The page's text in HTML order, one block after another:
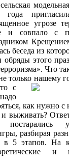
угрозе
и совпало с
беседа из
этого
Что
только нашему
с
как нужно с
и выживать?
постарались
разбирая
в 5 этапов. На
и